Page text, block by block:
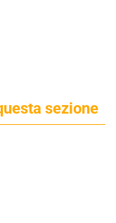
sezione